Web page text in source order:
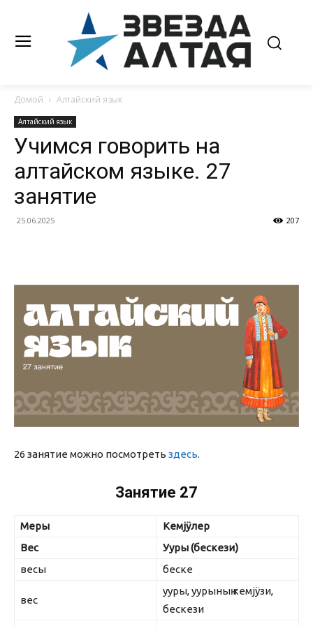
Домой Алтайский язык
Алтайский язык
Учимся говорить на
алтайском языке. 27
занятие
25.06.2025 207
26 занятие можно посмотреть здесь.
Занятие 27
Меры Кемjÿлер
Вес
Ууры (бескези)
весы
беске
вес
ууры, уурыныҥ кемjÿзи,
бескези